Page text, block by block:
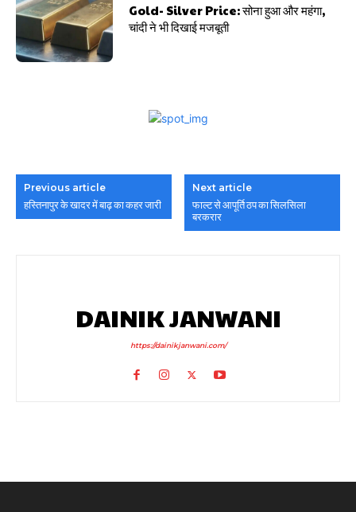
Gold- Silver Price: सोना हुआ और महंगा,
चांदी ने भी दिखाई मजबूती
Previous article
हस्तिनापुर के खादर में बाढ़ का कहर जारी
Next article
फाल्ट से आपूर्ति ठप का सिलसिला
बरकरार
DAINIK JANWANI
https://dainikjanwani.com/